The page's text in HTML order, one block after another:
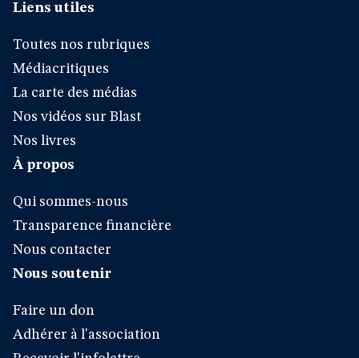
Liens utiles
Toutes nos rubriques
Médiacritiques
La carte des médias
Nos vidéos sur Blast
Nos livres
À propos
Qui sommes-nous
Transparence financière
Nous contacter
Nous soutenir
Faire un don
Adhérer à l'association